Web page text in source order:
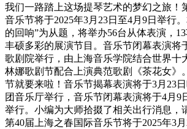
我们一路踏上这场提琴艺术的梦幻之旅！
音乐节将于2025年3月23日至4月9日举行
的回响”为从题，将举办56台从体表演，
丰硕多彩的展演节目。音乐节闭幕表演将
歌剧院举行，由上海音乐学院结合世界十
林娜歌剧节配合上演典范歌剧《茶花女》
节就要来啦！音乐节揭幕表演将于3月23
团音乐厅举行，音乐节闭幕表演将于4月9
举行。小编为大师拾掇了相关出行消息，
第40届上海之春国际音乐节将于2025年3